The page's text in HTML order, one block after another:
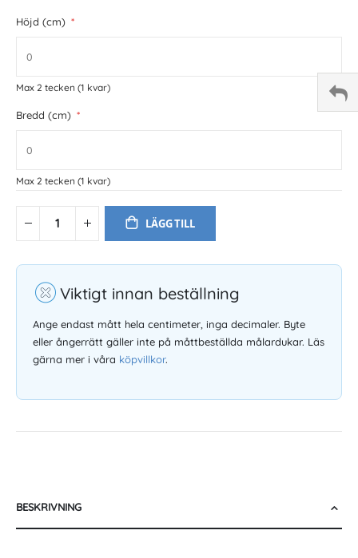
Höjd (cm)
Max 2 tecken (1 kvar)
Bredd (cm)
Max 2 tecken (1 kvar)
LÄGG TILL
Viktigt innan beställning
Ange endast mått hela centimeter, inga decimaler. Byte
eller ångerrätt gäller inte på måttbeställda målardukar. Läs
gärna mer i våra köpvillkor.
BESKRIVNING